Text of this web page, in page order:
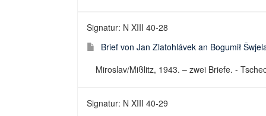
Signatur: N XIII 40-28
Brief von Jan Zlatohlávek an Bogumił
Miroslav/Mißlitz, 1943. – zwei Briefe. -
Signatur: N XIII 40-29